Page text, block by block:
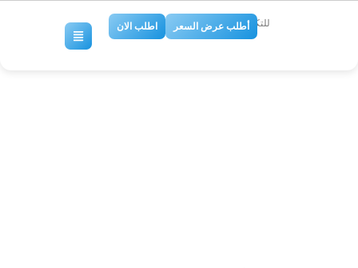
للتكييف والتبريد
أطلب عرض السعر اطلب الان